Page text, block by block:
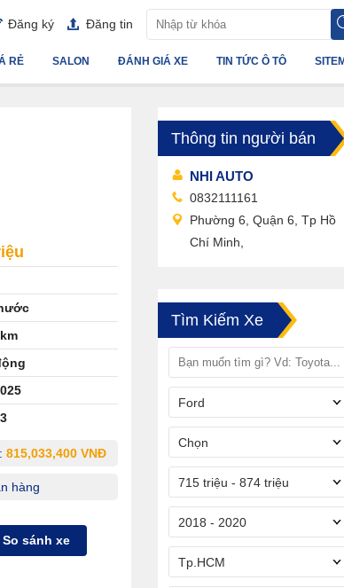
Đăng ký Đăng tin
TIN TỨC Ô TÔ
ĐÁNH GIÁ XE
SALON
RẺ
815,033,400 VNĐ
hàng
So sánh xe
Thông tin người bán
NHI AUTO
0832111161
Phường 6, Quận 6, Tp Hồ
Chí Minh,
Tìm Kiếm Xe
Ford
Chọn
715 triệu - 874 triệu
2018 - 2020
Tp.HCM